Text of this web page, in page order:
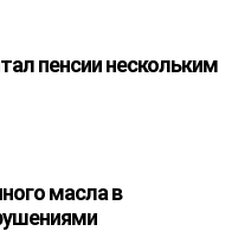
пенсии нескольким
масла в